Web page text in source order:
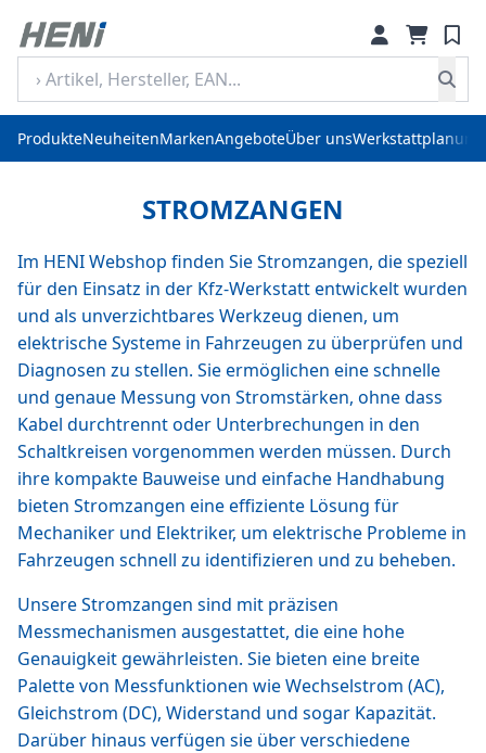
ProdukteNeuheitenMarkenAngeboteÜber unsWerkstattplanung
STROMZANGEN
Im HENI Webshop finden Sie Stromzangen, die speziell
für den Einsatz in der Kfz-Werkstatt entwickelt wurden
und als unverzichtbares Werkzeug dienen, um
elektrische Systeme in Fahrzeugen zu überprüfen und
Diagnosen zu stellen. Sie ermöglichen eine schnelle
und genaue Messung von Stromstärken, ohne dass
Kabel durchtrennt oder Unterbrechungen in den
Schaltkreisen vorgenommen werden müssen. Durch
ihre kompakte Bauweise und einfache Handhabung
bieten Stromzangen eine effiziente Lösung für
Mechaniker und Elektriker, um elektrische Probleme in
Fahrzeugen schnell zu identifizieren und zu beheben.
Unsere Stromzangen sind mit präzisen
Messmechanismen ausgestattet, die eine hohe
Genauigkeit gewährleisten. Sie bieten eine breite
Palette von Messfunktionen wie Wechselstrom (AC),
Gleichstrom (DC), Widerstand und sogar Kapazität.
Darüber hinaus verfügen sie über verschiedene